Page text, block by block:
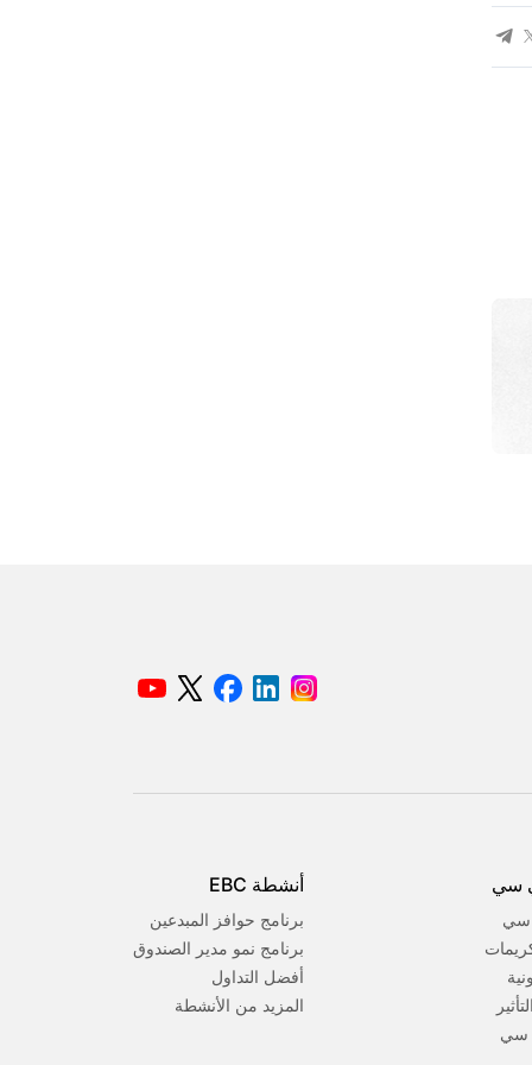
سي
سي
سي
أنشطة EBC
برنامج حوافز المبدعين
برنامج نمو مدير الصندوق
أفضل التداول
المزيد من الأنشطة